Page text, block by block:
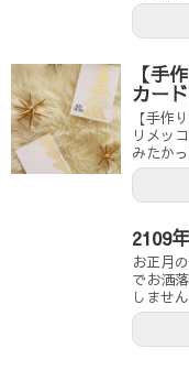
【手
カー
【手作
リメッ
みたか
2109
お正月
でお洒
しませ